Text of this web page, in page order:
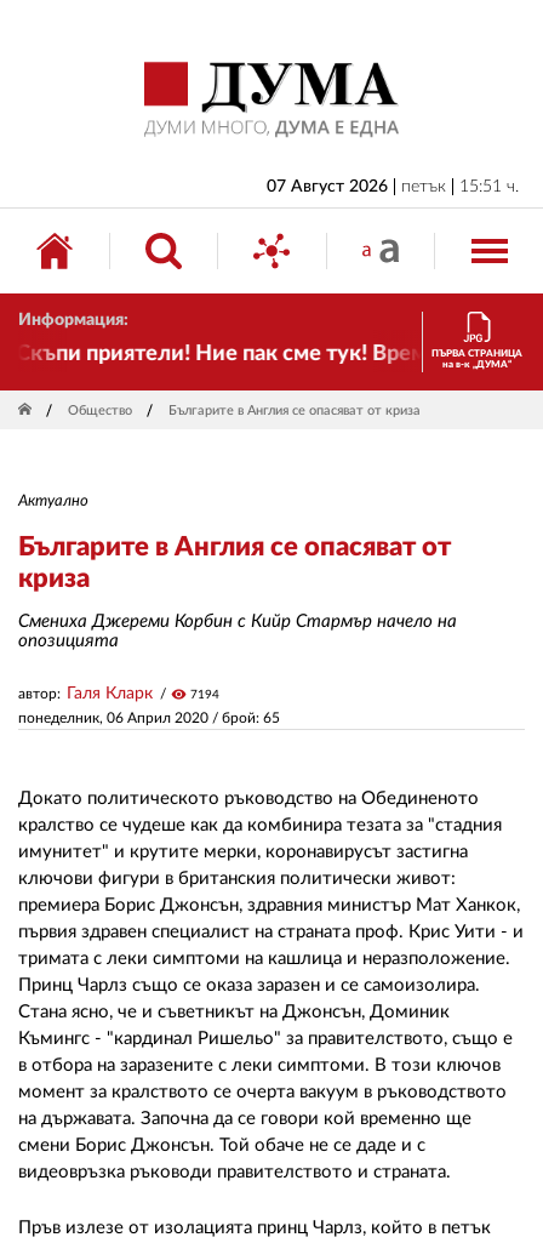
07 Август 2026 петък 15:51 ч.
Информация:
приятели! Ние пак сме тук! Времето сеПЪРВА СТРАНИЦА
на в-к „ДУМА“
Общество Българите в Англия се опасяват от криза
Актуално
Българите в Англия се опасяват от
криза
Смениха Джереми Корбин с Кийр Стармър начело на
опозицията
понеделник, 06 Април 2020 / брой: 65
автор: Галя Кларк visibility 7194
Докато политическото ръководство на Обединеното
кралство се чудеше как да комбинира тезата за "стадния
имунитет" и крутите мерки, коронавирусът застигна
ключови фигури в британския политически живот:
премиера Борис Джонсън, здравния министър Мат Ханкок,
първия здравен специалист на страната проф. Крис Уити - и
тримата с леки симптоми на кашлица и неразположение.
Принц Чарлз също се оказа заразен и се самоизолира.
Стана ясно, че и съветникът на Джонсън, Доминик
Къмингс - "кардинал Ришельо" за правителството, също е
в отбора на заразените с леки симптоми. В този ключов
момент за кралството се очерта вакуум в ръководството
на държавата. Започна да се говори кой временно ще
смени Борис Джонсън. Той обаче не се даде и с
видеовръзка ръководи правителството и страната.
Пръв излезе от изолацията принц Чарлз, който в петък
БЪЛГАРИЯ
ИКОНОМИКА
ИЗБОРИ
СВЯТ
РЕКЛАМА
АБОНАМЕНТ
УСЛОВИЯ ЗА ПОЛЗВАНЕ
ПОЛИТИКА ЗА БИСКВИТКИТЕ
ПОЛИТИКАТА ЗА
ПОВЕРИТЕЛНОСТ
02 975 20 35